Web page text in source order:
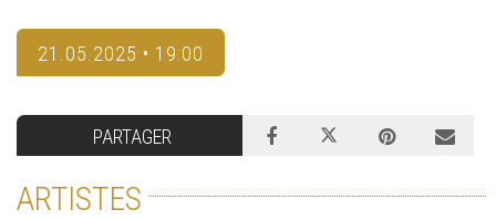
21.05.2025 • 19:00
PARTAGER
ARTISTES